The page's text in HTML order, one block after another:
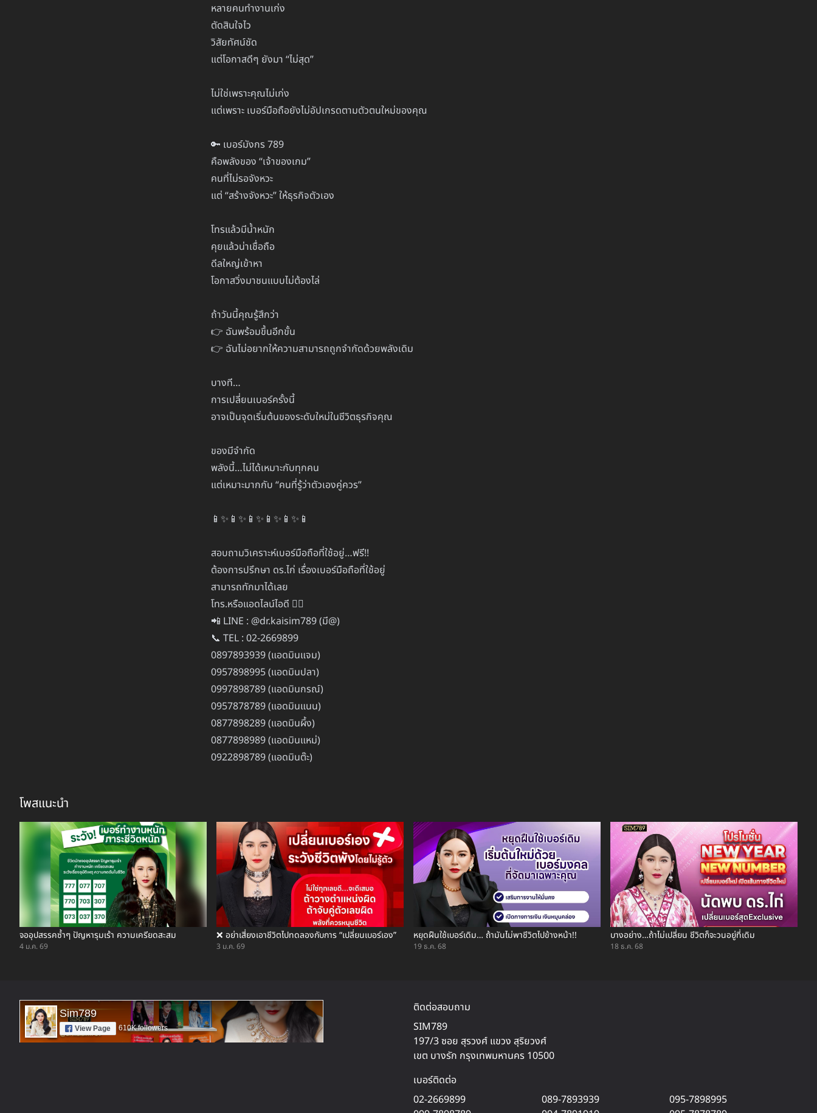
หลายคนทำงานเก่ง
ตัดสินใจไว
วิสัยทัศน์ชัด
แต่โอกาสดีๆ ยังมา “ไม่สุด”
ไม่ใช่เพราะคุณไม่เก่ง
แต่เพราะ เบอร์มือถือยังไม่อัปเกรดตามตัวตนใหม่ของคุณ
🔑 เบอร์มังกร 789
คือพลังของ “เจ้าของเกม”
คนที่ไม่รอจังหวะ
แต่ “สร้างจังหวะ” ให้ธุรกิจตัวเอง
โทรแล้วมีน้ำหนัก
คุยแล้วน่าเชื่อถือ
ดีลใหญ่เข้าหา
โอกาสวิ่งมาชนแบบไม่ต้องไล่
ถ้าวันนี้คุณรู้สึกว่า
👉 ฉันพร้อมขึ้นอีกขั้น
👉 ฉันไม่อยากให้ความสามารถถูกจำกัดด้วยพลังเดิม
บางที…
การเปลี่ยนเบอร์ครั้งนี้
อาจเป็นจุดเริ่มต้นของระดับใหม่ในชีวิตธุรกิจคุณ
ของมีจำกัด
พลังนี้…ไม่ได้เหมาะกับทุกคน
แต่เหมาะมากกับ “คนที่รู้ว่าตัวเองคู่ควร”
📱✨📱✨📱✨📱✨📱✨📱
สอบถามวิเคราะห์เบอร์มือถือที่ใช้อยู่…ฟรี!!
ต้องการปรึกษา ดร.ไก่ เรื่องเบอร์มือถือที่ใช้อยู่
สามารถทักมาได้เลย
โทร.หรือแอดไลน์ไอดี 👇🏻
📲 LINE : @dr.kaisim789 (มี@)
📞 TEL : 02-2669899
0897893939 (แอดมินแจม)
0957898995 (แอดมินปลา)
0997898789 (แอดมินกรณ์)
0957878789 (แอดมินแนน)
0877898289 (แอดมินผึ้ง)
0877898989 (แอดมินแหม่)
0922898789 (แอดมินต๊ะ)
โพสแนะนำ
จออุปสรรคซ้ำๆ ปัญหารุมเร้า ความเครียดสะสม
4 ม.ค. 69
❌ อย่าเสี่ยงเอาชีวิตไปทดลองกับการ “เปลี่ยนเบอร์เอง”
3 ม.ค. 69
หยุดฝืนใช้เบอร์เดิม… ถ้ามันไม่พาชีวิตไปข้างหน้า!!
19 ธ.ค. 68
บางอย่าง…ถ้าไม่เปลี่ยน ชีวิตก็จะวนอยู่ที่เดิม
18 ธ.ค. 68
Sim789
View Page 610K followers
ติดต่อสอบถาม
SIM789
197/3 ซอย สุรวงศ์ แขวง สุริยวงศ์
เขต บางรัก กรุงเทพมหานคร 10500
เบอร์ติดต่อ
02-2669899
089-7893939
095-7898995